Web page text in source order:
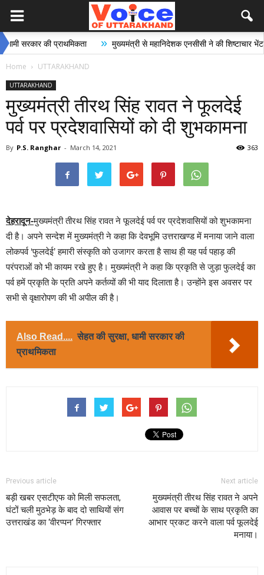
की प्राथमिकता » मुख्यमंत्री से महानिदेशक एनसीसी ने की शिष्टाचार भेंट »
Home UTTARAKHAND
UTTARAKHAND
मुख्यमंत्री तीरथ सिंह रावत ने फूलदेई
पर्व पर प्रदेशवासियों को दी शुभकामना
By P.S. Ranghar - March 14, 2021 363
देहरादून-मुख्यमंत्री तीरथ सिंह रावत ने फूलदेई पर्व पर प्रदेशवासियों को शुभकामना
दी है। अपने सन्देश में मुख्यमंत्री ने कहा कि देवभूमि उत्तराखण्ड में मनाया जाने वाला
लोकपर्व ‘फुलदेई’ हमारी संस्कृति को उजागर करता है साथ ही यह पर्व पहाड़ की
परंपराओं को भी कायम रखे हुए है। मुख्यमंत्री ने कहा कि प्रकृति से जुड़ा फुलदेई का
पर्व हमें प्रकृति के प्रति अपने कर्तव्यों की भी याद दिलाता है। उन्होंने इस अवसर पर
सभी से वृक्षारोपण की भी अपील की है।
Also Read.... सेहत की सुरक्षा, धामी सरकार की
प्राथमिकता
Previous article
बड़ी खबर एसटीएफ को मिली सफलता,
घंटों चली मुठभेड़ के बाद दो साथियों संग
उत्तराखंड का ‘वीरप्पन’ गिरफ्तार
Next article
मुख्यमंत्री तीरथ सिंह रावत ने अपने
आवास पर बच्चों के साथ प्रकृति का
आभार प्रकट करने वाला पर्व फूलदेई
मनाया।